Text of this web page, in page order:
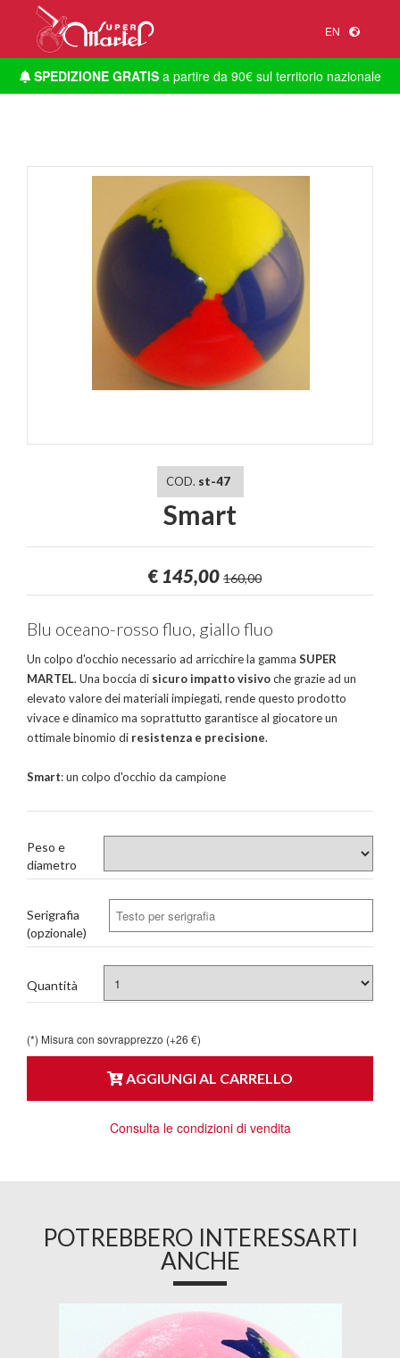
EN
SPEDIZIONE GRATISa partire da 90€ sul territorio nazionale
COD. st-47
Smart
€ 145,00 160,00
Blu oceano-rosso fluo, giallo fluo
Un colpo d'occhio necessario ad arricchire la gamma SUPER
MARTEL. Una boccia di sicuro impatto visivoche grazie ad un
elevato valore dei materiali impiegati, rende questo prodotto
vivace e dinamico ma soprattutto garantisce al giocatore un
ottimale binomio di resistenza e precisione.
Smart: un colpo d'occhio da campione
Peso e
diametro
Serigrafia
(opzionale)
Quantità
(*) Misura con sovrapprezzo (+26 €)
AGGIUNGI AL CARRELLO
Consulta le condizioni di vendita
POTREBBERO INTERESSARTI
ANCHE